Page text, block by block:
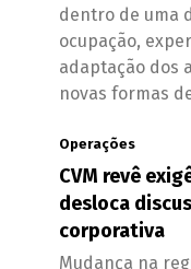
dentro de uma
ocupação,
adaptação dos
novas formas
Operações
CVM revê
desloca
corporativa
Mudança na